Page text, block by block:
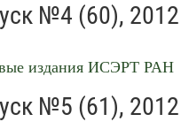
№4 (60), 2012
издания ИСЭРТ РАН
№5 (61), 2012